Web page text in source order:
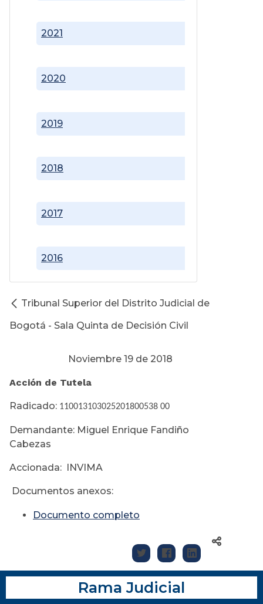
2016
2017
2018
2019
2020
2021
Tribunal Superior del Distrito Judicial de
Bogotá - Sala Quinta de Decisión Civil
Noviembre 19 de 2018
Acción de Tutela
Radicado: 110013103025201800538 00
Demandante: Miguel Enrique Fandiño
Cabezas
Accionada: INVIMA
Documentos anexos:
Documento completo
Rama Judicial